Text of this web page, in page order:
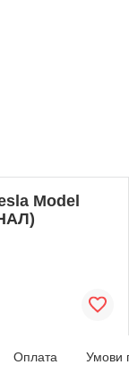
Model
Оплата Умови